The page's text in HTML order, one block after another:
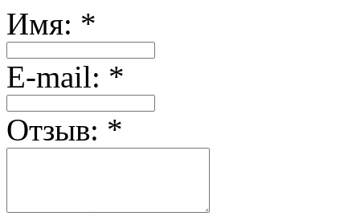
Имя: *
Е-mail: *
Отзыв: *